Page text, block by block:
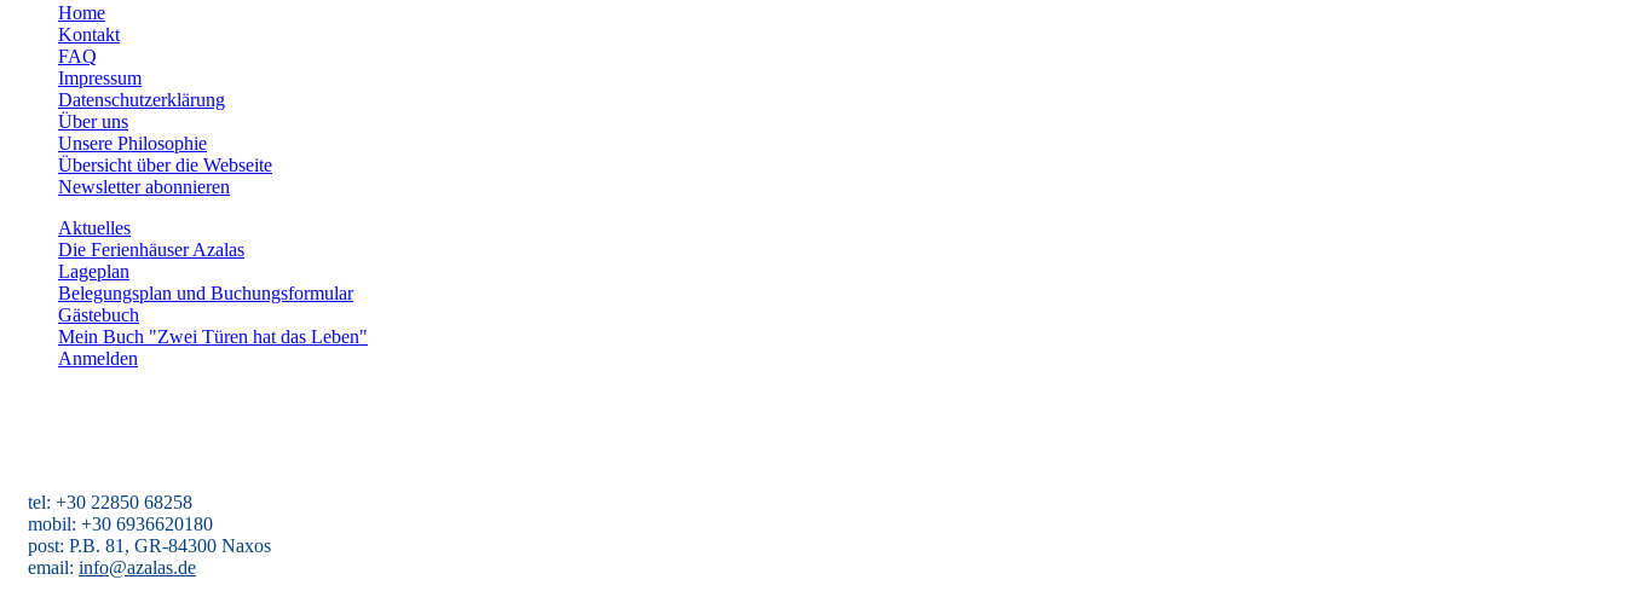
Home
Kontakt
FAQ
Impressum
Datenschutzerklärung
Über uns
Unsere Philosophie
Übersicht über die Webseite
Newsletter abonnieren
Aktuelles
Die Ferienhäuser Azalas
Lageplan
Belegungsplan und Buchungsformular
Gästebuch
Mein Buch "Zwei Türen hat das Leben"
Anmelden
tel: +30 22850 68258
mobil: +30 6936620180
post: P.B. 81, GR-84300 Naxos
email: info@azalas.de